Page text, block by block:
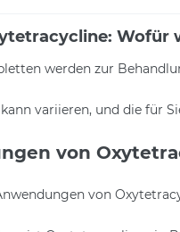
werden zur
variieren, und die für
von
von